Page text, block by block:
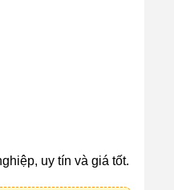
uy tín và giá tốt.